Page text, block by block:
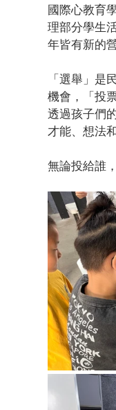
國際心教育
理部分學生
年皆有新的
「選舉」
機會，「投
透過孩子們
才能、想法
無論投給誰